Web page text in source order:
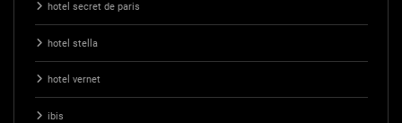
hotel secret de paris
hotel stella
hotel vernet
ibis